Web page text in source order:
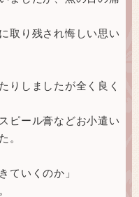
取り残され悔しい思い
りしましたが全く良く
ピール膏などお小遣い
。
ていくのか」